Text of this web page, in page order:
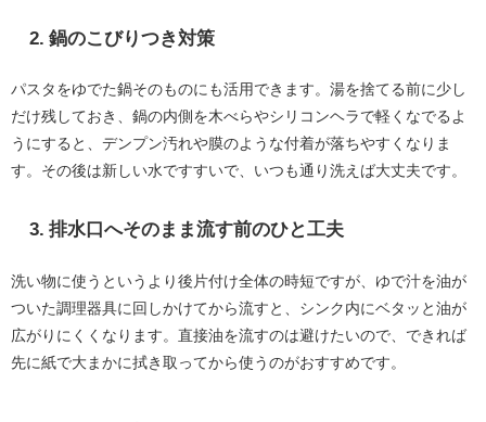
2. 鍋のこびりつき対策
パスタをゆでた鍋そのものにも活用できます。湯を捨てる前に少し
だけ残しておき、鍋の内側を木べらやシリコンヘラで軽くなでるよ
うにすると、デンプン汚れや膜のような付着が落ちやすくなりま
す。その後は新しい水ですすいで、いつも通り洗えば大丈夫です。
3. 排水口へそのまま流す前のひと工夫
洗い物に使うというより後片付け全体の時短ですが、ゆで汁を油が
ついた調理器具に回しかけてから流すと、シンク内にベタッと油が
広がりにくくなります。直接油を流すのは避けたいので、できれば
先に紙で大まかに拭き取ってから使うのがおすすめです。